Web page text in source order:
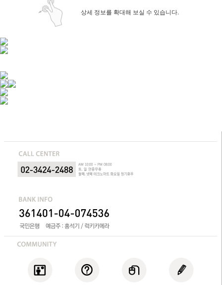
상세 정보를 확대해 보실 수 있습니다.